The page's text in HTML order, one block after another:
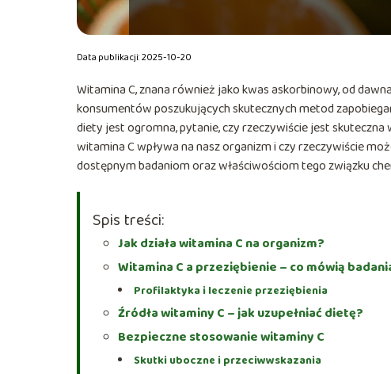
Data publikacji: 2025-10-20
Witamina C, znana również jako kwas askorbinowy, od
konsumentów poszukujących skutecznych metod
diety jest ogromna, pytanie, czy rzeczywiście jest
witamina C wpływa na nasz organizm i czy rzeczywiście
dostępnym badaniom oraz właściwościom tego związku
Spis treści:
Jak działa witamina C na organizm?
Witamina C a przeziębienie – co mówią
Profilaktyka i leczenie przeziębienia
Źródła witaminy C – jak uzupełniać dietę?
Bezpieczne stosowanie witaminy C
Skutki uboczne i przeciwwskazania